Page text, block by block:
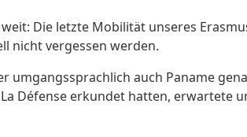
Die letzte Mobilität unseres
nicht vergessen werden.
umgangssprachlich auch Paname
Défense erkundet hatten, erwartete